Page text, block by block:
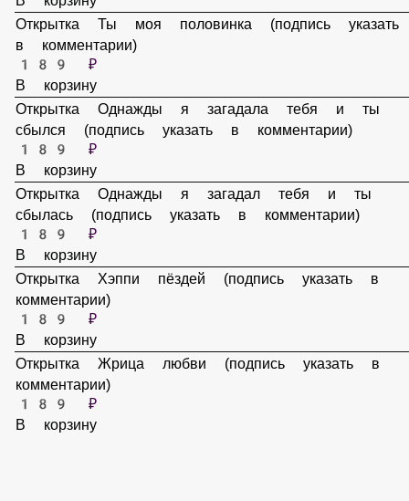
Открытка Пончик доедай меня полностью (подпись указать
в комментарии)
189 ₽
В корзину
Открытка Ты моя половинка (подпись указать в
комментарии)
189 ₽
В корзину
Открытка Однажды я загадала тебя и ты сбылся (подпись
указать в комментарии)
В корзину
Открытка Однажды я загадал тебя и ты сбылась (подпись
указать в комментарии)
189 ₽
В корзину
Открытка Хэппи пёздей (подпись указать в комментарии)
189 ₽